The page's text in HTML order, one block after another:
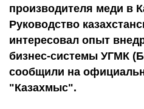
производителя меди в
Руководство
интересовал опыт
бизнес-системы УГМК
сообщили на
"Казахмыс".